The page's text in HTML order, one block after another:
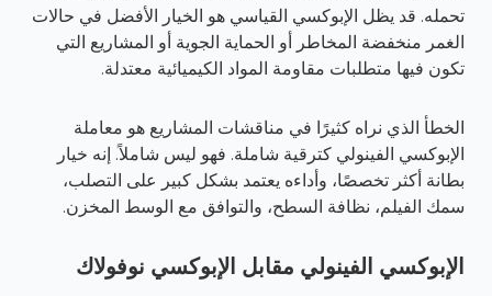
تحمله. قد يظل الإبوكسي القياسي هو الخيار الأفضل في حالات
الغمر منخفضة المخاطر أو الحماية الجوية أو المشاريع التي
تكون فيها متطلبات مقاومة المواد الكيميائية معتدلة.
الخطأ الذي نراه كثيرًا في مناقشات المشاريع هو معاملة
الإبوكسي الفينولي كترقية شاملة. فهو ليس شاملاً. إنه خيار
بطانة أكثر تخصصًا، وأداءه يعتمد بشكل كبير على التصلب،
سمك الفيلم، نظافة السطح، والتوافق مع الوسط المخزن.
الإبوكسي الفينولي مقابل الإبوكسي نوفولاك